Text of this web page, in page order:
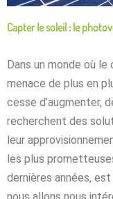
Capter le soleil : le
Dans un monde où
menace de plus en
cesse d’augmenter,
recherchent des
leur
les plus
dernières années,